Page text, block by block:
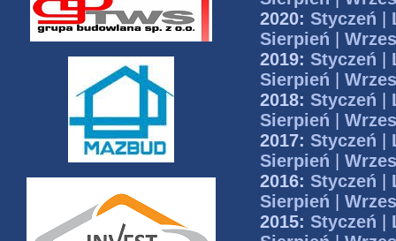
2020: Styczeń
Sierpień
2019: Styczeń
Sierpień
2018: Styczeń
Sierpień
2017: Styczeń
Sierpień
2016: Styczeń
Sierpień
2015: Styczeń